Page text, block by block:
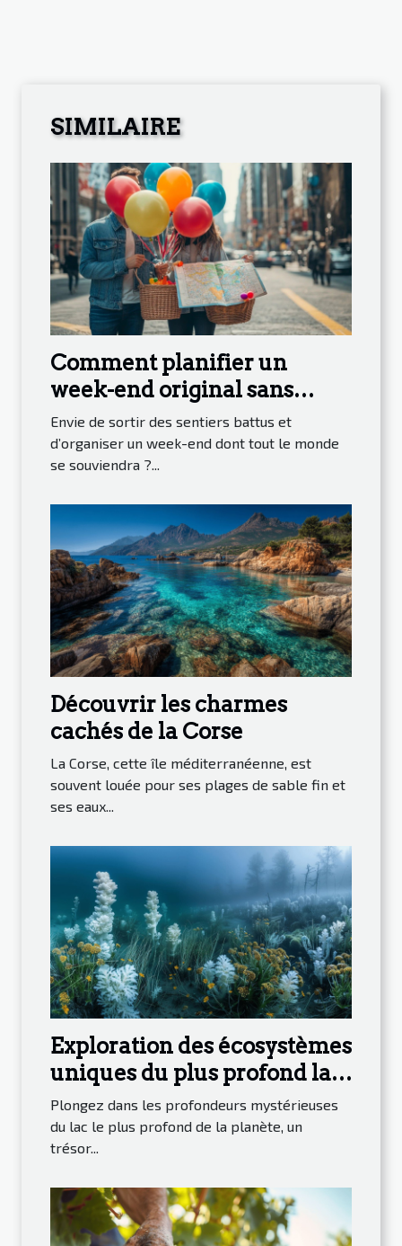
SIMILAIRE
Comment planifier un
week-end original sans
tracas ?
Envie de sortir des sentiers battus et
d’organiser un week-end dont tout le monde
se souviendra ?...
Découvrir les charmes
cachés de la Corse
La Corse, cette île méditerranéenne, est
souvent louée pour ses plages de sable fin et
ses eaux...
Exploration des écosystèmes
uniques du plus profond lac
du monde
Plongez dans les profondeurs mystérieuses
du lac le plus profond de la planète, un
trésor...